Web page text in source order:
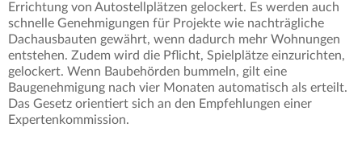
Errichtung von Autostellplätzen gelockert. Es werden auch
schnelle Genehmigungen für Projekte wie nachträgliche
Dachausbauten gewährt, wenn dadurch mehr Wohnungen
entstehen. Zudem wird die Pflicht, Spielplätze einzurichten,
gelockert. Wenn Baubehörden bummeln, gilt eine
Baugenehmigung nach vier Monaten automatisch als erteilt.
Das Gesetz orientiert sich an den Empfehlungen einer
Expertenkommission.